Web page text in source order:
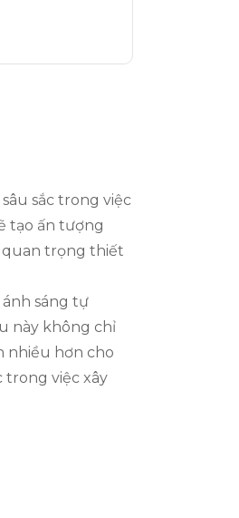
sắc trong việc
tạo ấn tượng
quan trọng thiết
sáng tự
này không chỉ
nhiều hơn cho
trong việc xây